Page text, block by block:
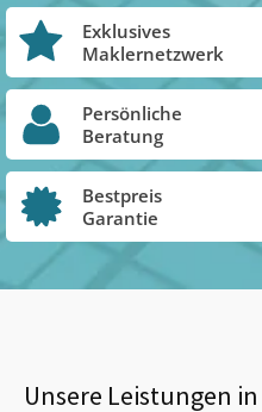
Exklusives
Maklernetzwerk
Persönliche
Beratung
Bestpreis
Garantie
Unsere Leistungen in